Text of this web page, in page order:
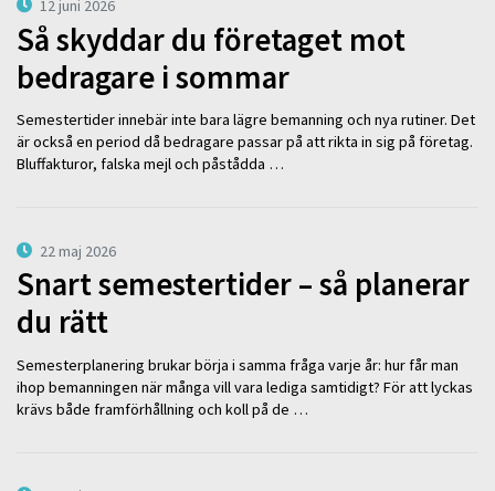
12 juni 2026
Så skyddar du företaget mot
bedragare i sommar
Semestertider innebär inte bara lägre bemanning och nya rutiner. Det
är också en period då bedragare passar på att rikta in sig på företag.
Bluffakturor, falska mejl och påstådda …
22 maj 2026
Snart semestertider – så planerar
du rätt
Semesterplanering brukar börja i samma fråga varje år: hur får man
ihop bemanningen när många vill vara lediga samtidigt? För att lyckas
krävs både framförhållning och koll på de …